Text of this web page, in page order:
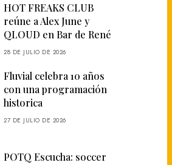
HOT FREAKS CLUB
reúne a Alex June y
QLOUD en Bar de René
28 DE JULIO DE 2026
Fluvial celebra 10 años
con una programación
historica
27 DE JULIO DE 2026
POTQ Escucha: soccer